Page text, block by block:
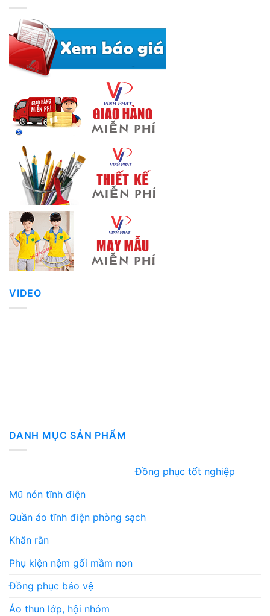
VIDEO
DANH MỤC SẢN PHẨM
Đồng phục tốt nghiệp
Mũ nón tĩnh điện
Quần áo tĩnh điện phòng sạch
Khăn rằn
Phụ kiện nệm gối mầm non
Đồng phục bảo vệ
Áo thun lớp, hội nhóm